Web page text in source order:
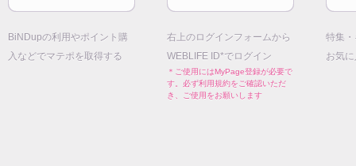
BiNDupの利用やポイント購
入などでマテポを取得する
右上のログインフォームから
WEBLIFE ID*でログイン
＊ご使用にはMyPage登録が必要で
す。必ず利用規約をご確認いただ
き、ご使用をお願いします
特集
お気